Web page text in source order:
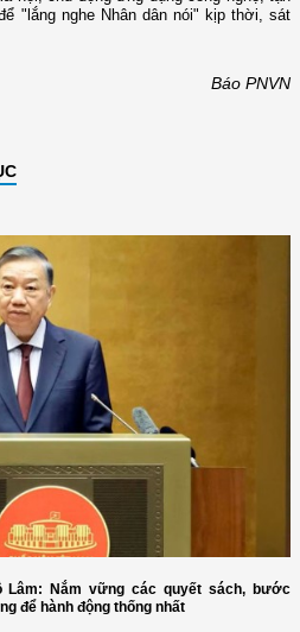
"lắng nghe Nhân dân nói" kịp thời, sát
Báo PNVN
Nắm vững các quyết sách, bước
để hành động thống nhất